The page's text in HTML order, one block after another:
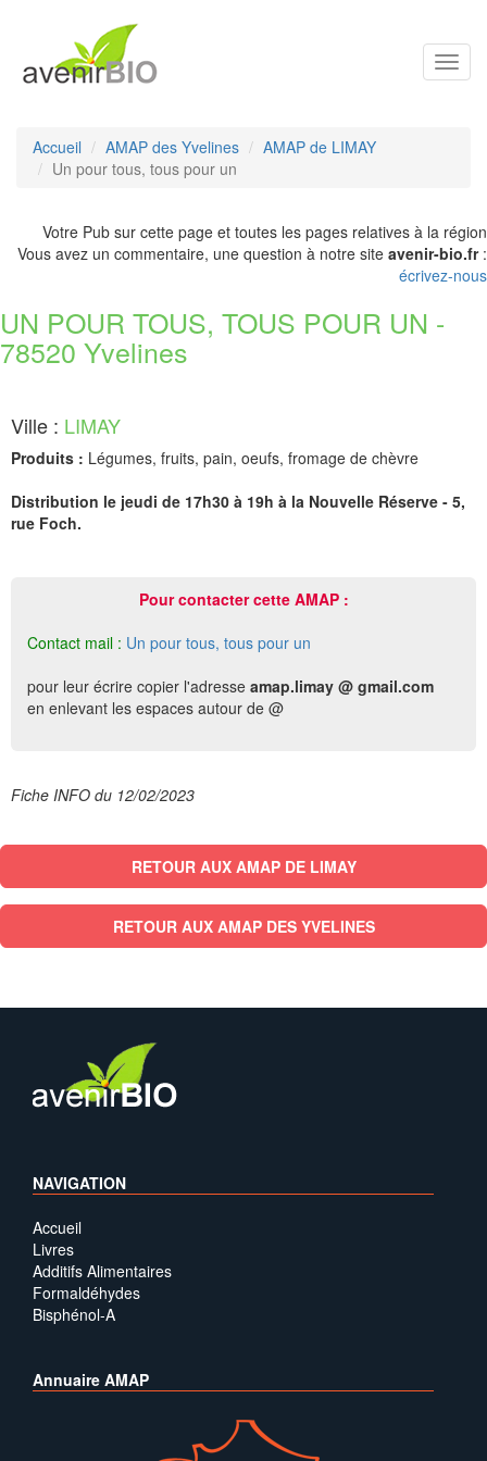
Accueil AMAP des Yvelines
AMAP de LIMAY
Un pour tous, tous pour un
Votre Pub sur cette page et toutes les pages relatives à la région
Vous avez un commentaire, une question à notre site avenir-bio.fr:
écrivez-nous
UN POUR TOUS, TOUS POUR UN -
78520 Yvelines
Ville : LIMAY
Produits : Légumes, fruits, pain, oeufs, fromage de chèvre
Distribution le jeudi de 17h30 à 19h à la Nouvelle Réserve - 5,
rue Foch.
Pour contacter cette AMAP :
Contact mail : Un pour tous, tous pour un
pour leur écrire copier l'adresse amap.limay @ gmail.com
en enlevant les espaces autour de @
Fiche INFO du 12/02/2023
RETOUR AUX AMAP DE LIMAY
RETOUR AUX AMAP DES YVELINES
NAVIGATION
Accueil
Livres
Additifs Alimentaires
Formaldéhydes
Bisphénol-A
Annuaire AMAP